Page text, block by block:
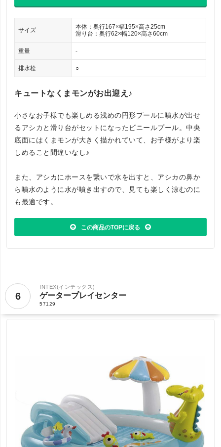
サイズ
本体：奥行167×幅195×高さ25cm
滑り台：奥行62×幅120×高さ60cm
重量 -
排水栓 ○
キュートなくまモンがお出迎え♪
小さなお子様でも楽しめる浅めの円形プールに噴水が出せ
るアシカと滑り台がセットになったビニールプール。中央
底面にはくまモンが大きく描かれていて、お子様がより楽
しめること間違いなし♪
また、アシカにホースを繋いで水を出すと、アシカの鼻か
ら噴水のように水が噴き出すので、見ても楽しく涼むのに
も最適です。
この商品のTOPに戻る
6
INTEX(インテックス)
ゲータープレイセンター
57129